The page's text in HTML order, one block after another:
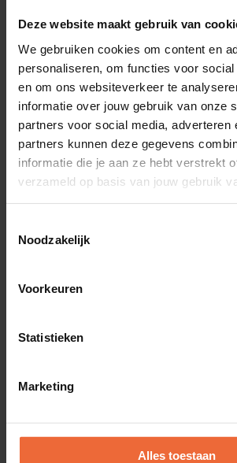
Deze website maakt gebruik van
We gebruiken cookies om content en
personaliseren, om functies voor
en om ons websiteverkeer te
informatie over jouw gebruik van onze
partners voor social media, adverteren
partners kunnen deze gegevens
informatie die je aan ze hebt verstrekt
verzameld op basis van jouw gebruik
Noodzakelijk
Voorkeuren
Statistieken
Marketing
Alles toestaan
tijdelijke producten in, zodat je een
teleur stelt. Reeds opgenomen
was via de sneltoetsen nog nooit
Dankzij slimme upselling beveel
sauzen bij de steak aan, de meest
wijnen aan of de lekkerste
speciale wensen? Geen probleem,
aan de bestelling toe. Bent u
naar de prijs? Vraag eenvoudig én